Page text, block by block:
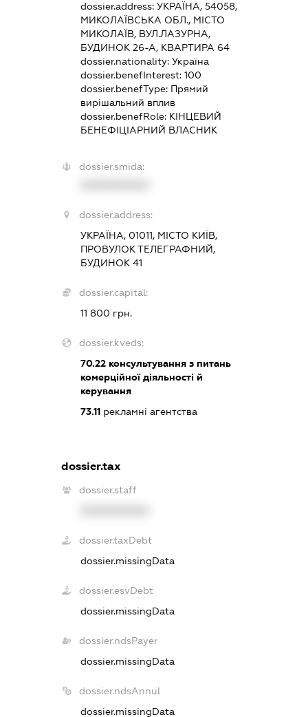
dossier.address:УКРАЇНА, 54058,
МИКОЛАЇВСЬКА ОБЛ., МІСТО
МИКОЛАЇВ, ВУЛ.ЛАЗУРНА,
БУДИНОК 26-А, КВАРТИРА 64
dossier.nationality:Україна
dossier.benefInterest:100
dossier.benefType: Прямий
вирішальний вплив
dossier.benefRole: КІНЦЕВИЙ
БЕНЕФІЦІАРНИЙ ВЛАСНИК
dossier.smida:
dossier.address:
УКРАЇНА, 01011, МІСТО КИЇВ,
ПРОВУЛОК ТЕЛЕГРАФНИЙ,
БУДИНОК 41
dossier.capital:
11 800 грн.
dossier.kveds:
70.22 консультування з питань
комерційної діяльності й
керування
73.11 рекламні агентства
dossier.tax
dossier.staff
dossier.taxDebt
dossier.missingData
dossier.esvDebt
dossier.missingData
dossier.ndsPayer
dossier.missingData
dossier.ndsAnnul
dossier.missingData